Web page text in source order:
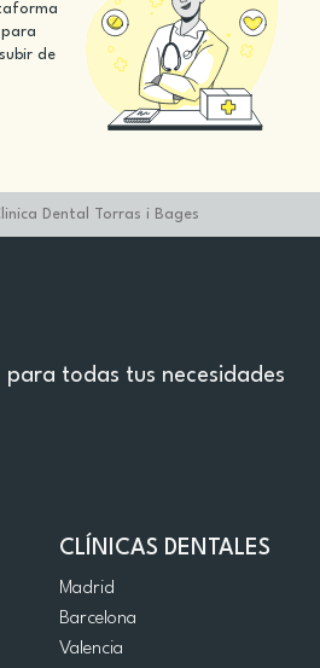
de
Dental Torras i Bages
todas tus necesidades
CLÍNICAS DENTALES
Madrid
Barcelona
Valencia